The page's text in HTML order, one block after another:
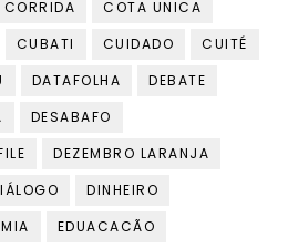
CORRIDA
COTA UNICA
CUBATI CUIDADO
CUITÉ
DATAFOLHA
DEBATE
DESABAFO
DEZEMBRO LARANJA
DINHEIRO
EDUACACÃO